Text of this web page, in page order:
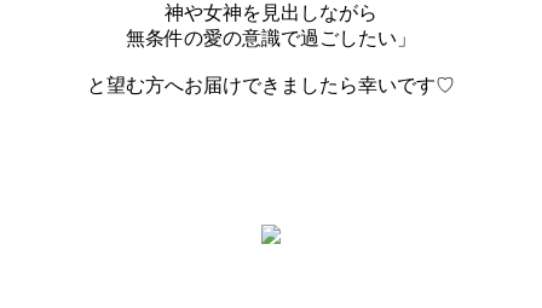
神や女神を見出しながら
無条件の愛の意識で過ごしたい」
と望む方へお届けできましたら幸いです♡